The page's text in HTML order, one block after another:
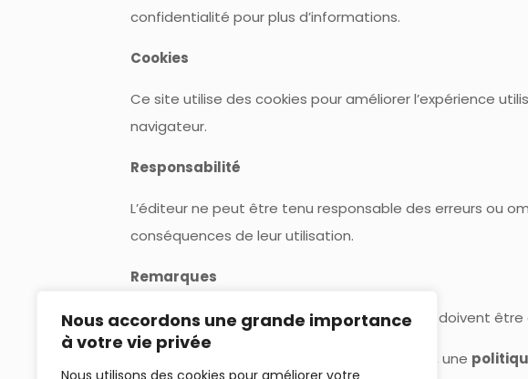
Nous accordons une grande importance
à votre vie privée
Nous utilisons des cookies pour améliorer votre
confidentialité pour plus d’informations.
Cookies
Ce site utilise des cookies pour améliorer l’expérience
navigateur.
Responsabilité
L’éditeur ne peut être tenu responsable des erreurs ou
conséquences de leur utilisation.
Remarques
• Les coordonnées téléphoniques ou e-mails doivent
• Si vous collectez des données personnelles, une